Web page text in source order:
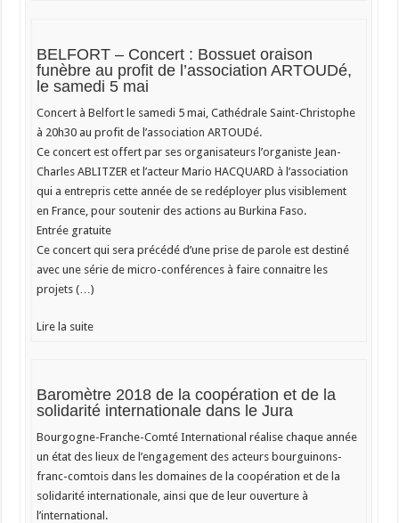
BELFORT – Concert : Bossuet oraison
funèbre au profit de l’association ARTOUDé,
le samedi 5 mai
Concert à Belfort le samedi 5 mai, Cathédrale Saint-Christophe
à 20h30 au profit de l’association ARTOUDé.
Ce concert est offert par ses organisateurs l’organiste Jean-
Charles ABLITZER et l’acteur Mario HACQUARD à l’association
qui a entrepris cette année de se redéployer plus visiblement
en France, pour soutenir des actions au Burkina Faso.
Entrée gratuite
Ce concert qui sera précédé d’une prise de parole est destiné
avec une série de micro-conférences à faire connaitre les
projets (…)
Lire la suite
Baromètre 2018 de la coopération et de la
solidarité internationale dans le Jura
Bourgogne-Franche-Comté International réalise chaque année
un état des lieux de l’engagement des acteurs bourguinons-
franc-comtois dans les domaines de la coopération et de la
solidarité internationale, ainsi que de leur ouverture à
l’international.